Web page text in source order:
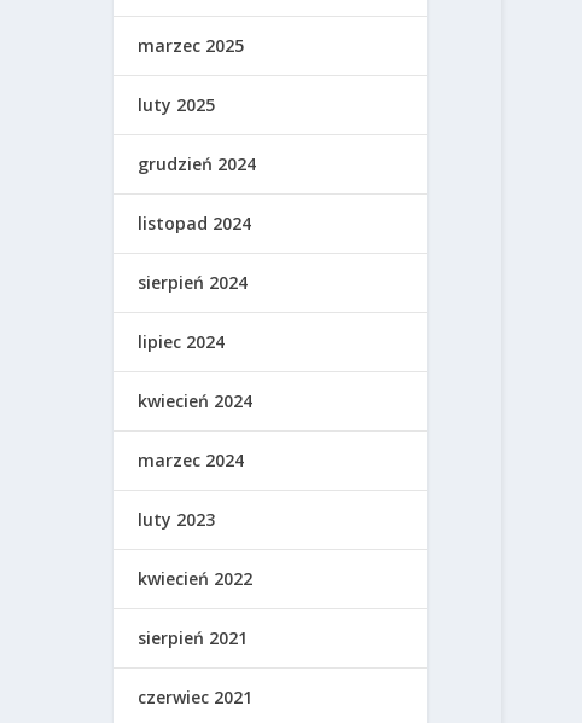
marzec 2025
luty 2025
grudzień 2024
listopad 2024
sierpień 2024
lipiec 2024
kwiecień 2024
marzec 2024
luty 2023
kwiecień 2022
sierpień 2021
czerwiec 2021